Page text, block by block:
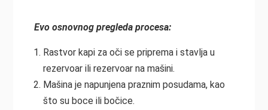
Evo osnovnog pregleda procesa:
Rastvor kapi za oči se priprema i stavlja u
rezervoar ili rezervoar na mašini.
Mašina je napunjena praznim posudama, kao
što su boce ili bočice.